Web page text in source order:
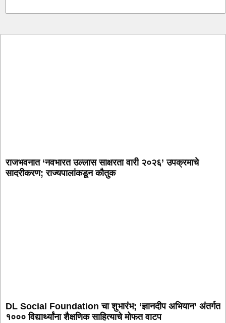
राजभवनात ‘नवभारत उल्लास साक्षरता वारी २०२६’ उपक्रमाचे
सादरीकरण; राज्यपालांकडून कौतुक
DL Social Foundation चा शुभारंभ; ‘ज्ञानदीप अभियान’ अंतर्गत
१००० विद्यार्थ्यांना शैक्षणिक साहित्याचे मोफत वाटप